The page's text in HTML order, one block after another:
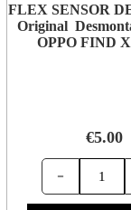
FLEX SENSOR
Original
OPPO FIND
€5.00
-